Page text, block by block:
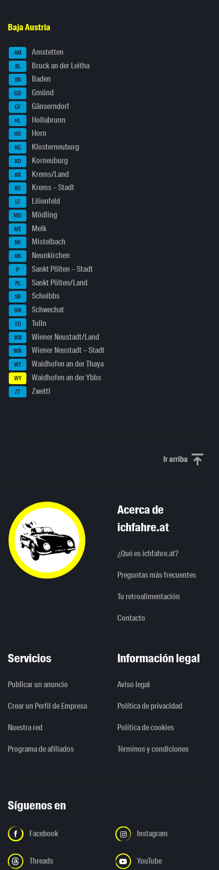
Baja Austria
AM Amstetten
BL Bruck an der Leitha
BN Baden
GD Gmünd
GF Gänserndorf
HL Hollabrunn
HO Horn
KG Klosterneuburg
KO Korneuburg
KR Krems/Land
KS Krems – Stadt
LF Lilienfeld
MD Mödling
ME Melk
MI Mistelbach
NK Neunkirchen
P Sankt Pölten – Stadt
PL Sankt Pölten/Land
SB Scheibbs
SW Schwechat
TU Tulln
WB Wiener Neustadt/Land
WN Wiener Neustadt – Stadt
WT Waidhofen an der Thaya
WY Waidhofen an der Ybbs
ZT Zwettl
Ir arribaScroll to
Acerca de
ichfahre.at
¿Qué es ichfahre.at?
Preguntas más frecuentes
Tu retroalimentación
Contacto
Servicios
Publicar un anuncio
Crear un Perfil de Empresa
Nuestra red
Programa de afiliados
Información legal
Aviso legal
Política de privacidad
Política de cookies
Términos y condiciones
Síguenos en
Facebook Instagram
Threads YouTube